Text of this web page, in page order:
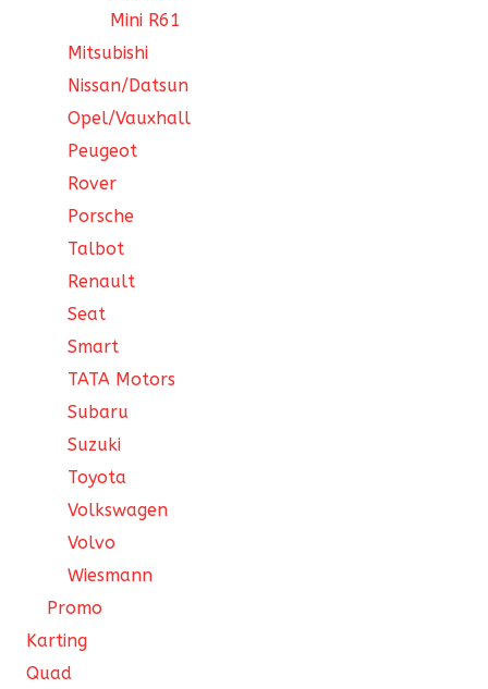
Mini R61
Mitsubishi
Nissan/Datsun
Opel/Vauxhall
Peugeot
Rover
Porsche
Talbot
Renault
Seat
Smart
TATA Motors
Subaru
Suzuki
Toyota
Volkswagen
Volvo
Wiesmann
Promo
Karting
Quad